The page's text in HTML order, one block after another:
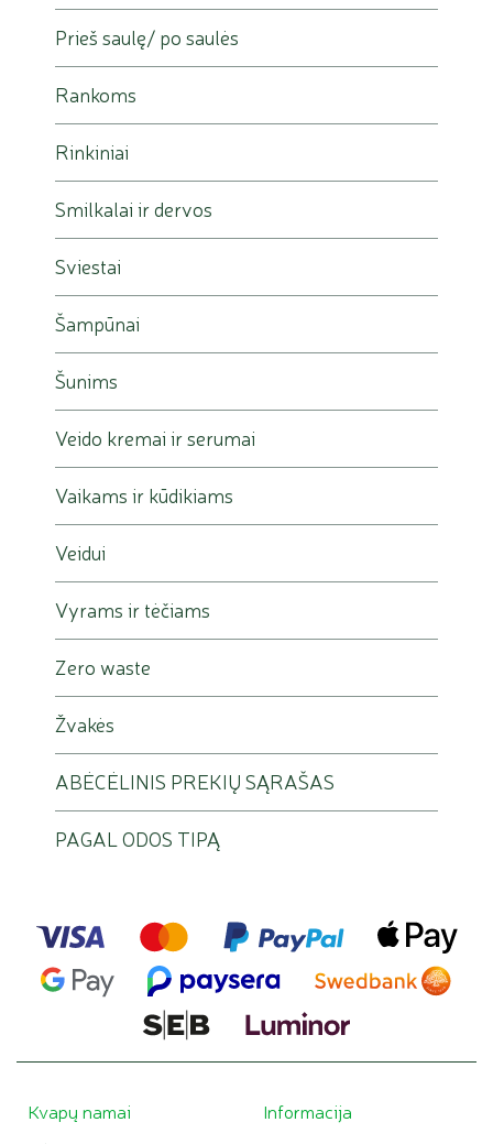
Prieš saulę/ po saulės
Rankoms
Rinkiniai
Smilkalai ir dervos
Sviestai
Šampūnai
Šunims
Veido kremai ir serumai
Vaikams ir kūdikiams
Veidui
Vyrams ir tėčiams
Zero waste
Žvakės
ABĖCĖLINIS PREKIŲ SĄRAŠAS
PAGAL ODOS TIPĄ
Kvapų namai Informacija